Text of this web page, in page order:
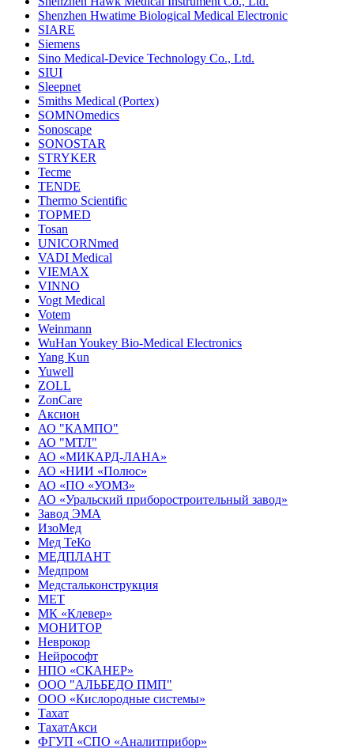
Shenzhen Hwatime Biological Medical Electronic
SIARE
Siemens
Sino Medical-Device Technology Co., Ltd.
SIUI
Sleepnet
Smiths Medical (Portex)
SOMNOmedics
Sonoscape
SONOSTAR
STRYKER
Tecme
TENDE
Thermo Scientific
TOPMED
Tosan
UNICORNmed
VADI Medical
VIEMAX
VINNO
Vogt Medical
Votem
Weinmann
WuHan Youkey Bio-Medical Electronics
Yang Kun
Yuwell
ZOLL
ZonCare
Аксион
АО "КАМПО"
АО "МТЛ"
АО «МИКАРД-ЛАНА»
АО «НИИ «Полюс»
АО «ПО «УОМЗ»
АО «Уральский приборостроительный завод»
Завод ЭМА
ИзоМед
Мед ТеКо
МЕДПЛАНТ
Медпром
Медстальконструкция
МЕТ
МК «Клевер»
МОНИТОР
Неврокор
Нейрософт
НПО «СКАНЕР»
ООО "АЛЬБЕДО ПМП"
ООО «Кислородные системы»
Тахат
ТахатАкси
ФГУП «СПО «Аналитприбор»